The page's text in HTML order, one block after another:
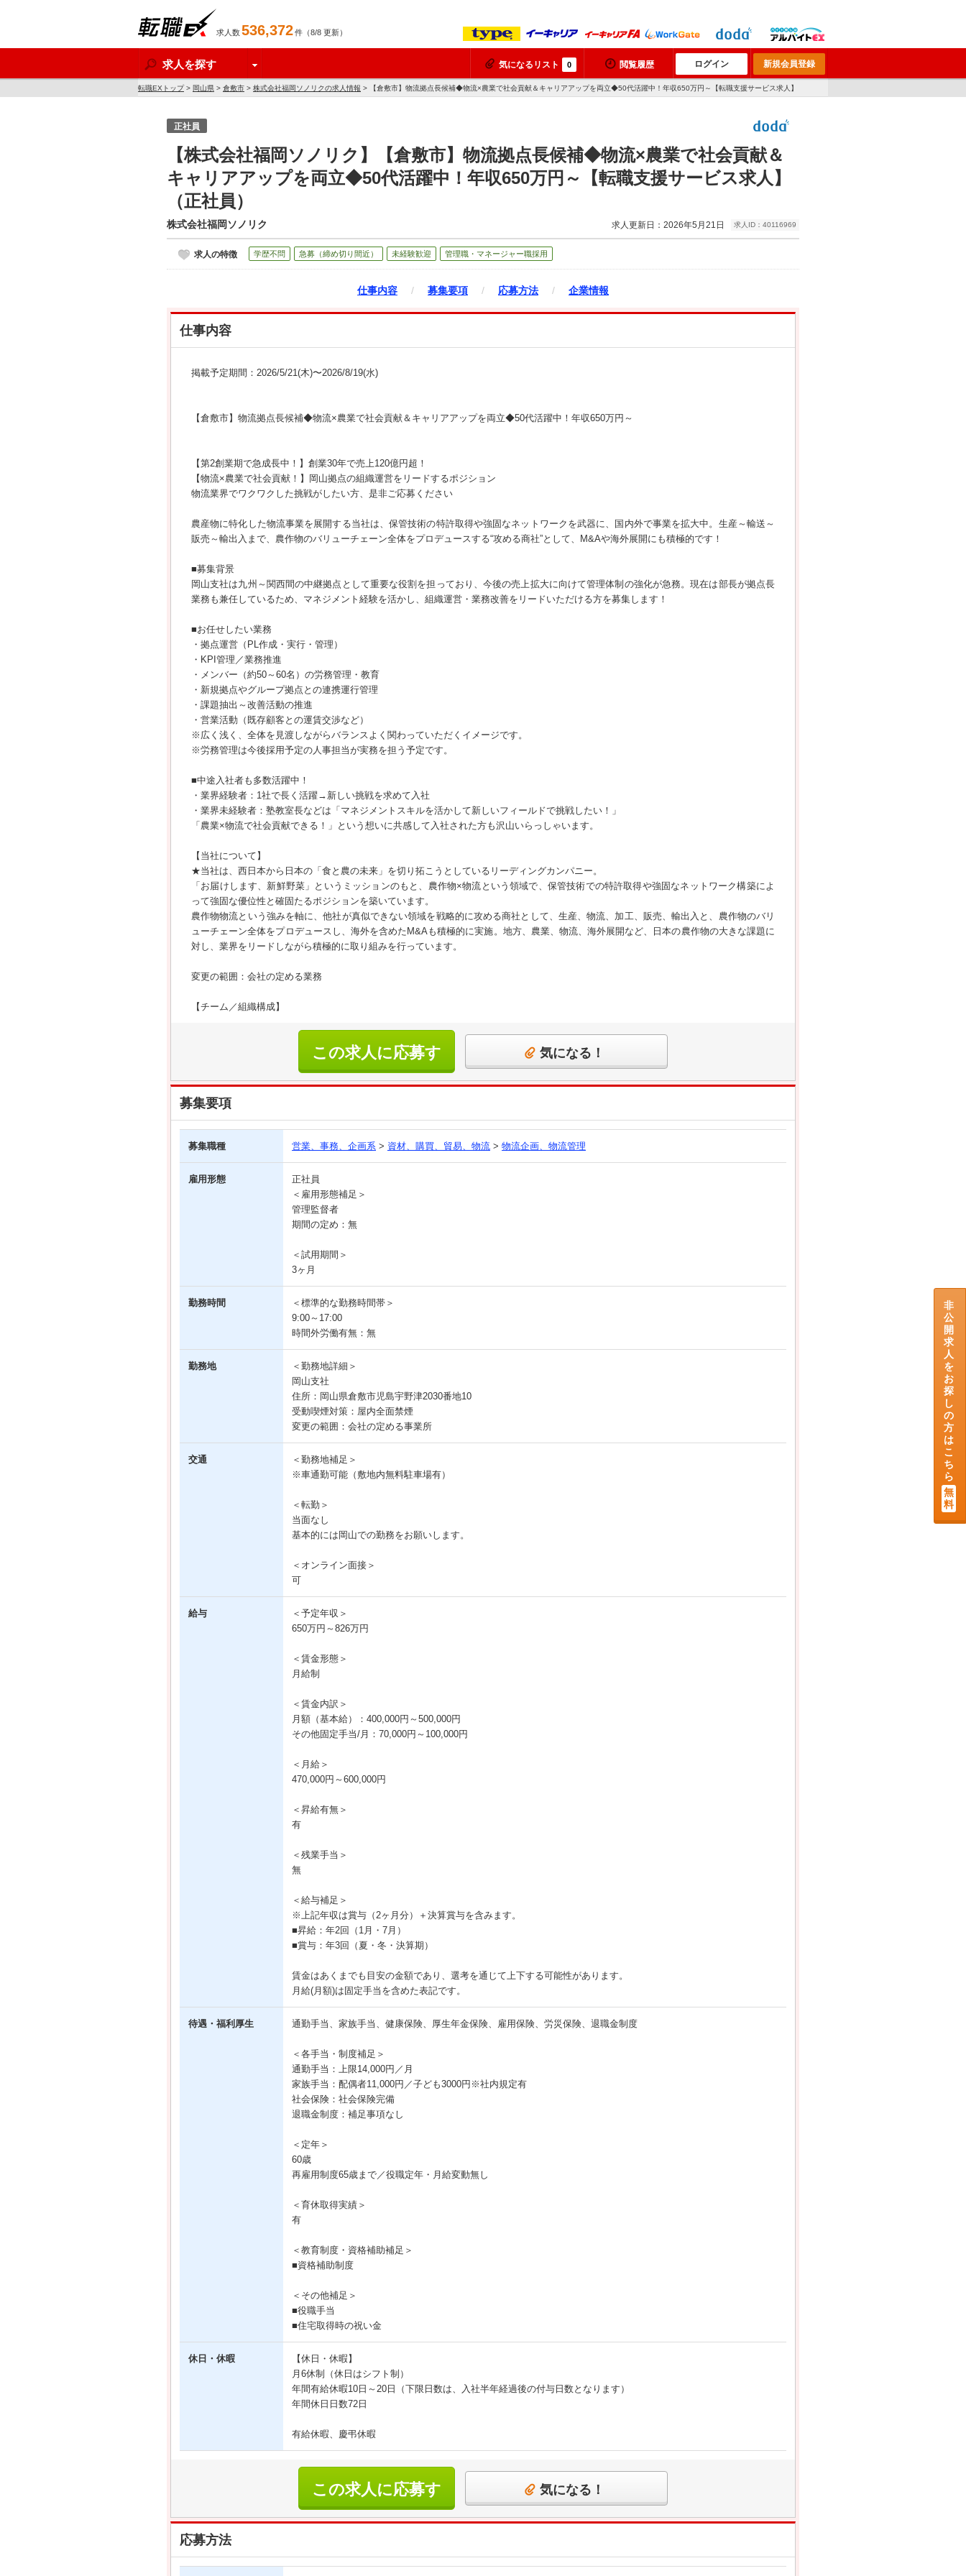
求人数536,372件（8/8 更新）
求人を探す 気になるリスト 0 閲覧履歴 ログイン 新規会員登録
転職EXトップ> 岡山県 > 倉敷市 > 株式会社福岡ソノリクの求人情報 > 【倉敷市】物流拠点長候補◆物流×農業で社会貢献＆キャリアアップを両立◆50代活躍中！年収650万円～【転職支援サービス求人】
正社員
【株式会社福岡ソノリク】【倉敷市】物流拠点長候補◆物流×農業で社会貢献＆
キャリアアップを両立◆50代活躍中！年収650万円～【転職支援サービス求人】
（正社員）
株式会社福岡ソノリク 求人更新日：2026年5月21日 求人ID：40116969
求人の特徴 学歴不問 急募（締め切り間近） 未経験歓迎 管理職・マネージャー職採用
仕事内容 / 募集要項 / 応募方法 / 企業情報
仕事内容
掲載予定期間：2026/5/21(木)〜2026/8/19(水)
【倉敷市】物流拠点長候補◆物流×農業で社会貢献＆キャリアアップを両立◆50代活躍中！年収650万円～
【第2創業期で急成長中！】創業30年で売上120億円超！
【物流×農業で社会貢献！】岡山拠点の組織運営をリードするポジション
物流業界でワクワクした挑戦がしたい方、是非ご応募ください
農産物に特化した物流事業を展開する当社は、保管技術の特許取得や強固なネットワークを武器に、国内外で事業を拡大中。生産～輸送～
販売～輸出入まで、農作物のバリューチェーン全体をプロデュースする“攻める商社”として、M&Aや海外展開にも積極的です！
■募集背景
岡山支社は九州～関西間の中継拠点として重要な役割を担っており、今後の売上拡大に向けて管理体制の強化が急務。現在は部長が拠点長
業務も兼任しているため、マネジメント経験を活かし、組織運営・業務改善をリードいただける方を募集します！
■お任せしたい業務
・拠点運営（PL作成・実行・管理）
・KPI管理／業務推進
・メンバー（約50～60名）の労務管理・教育
・新規拠点やグループ拠点との連携運行管理
・課題抽出～改善活動の推進
・営業活動（既存顧客との運賃交渉など）
※広く浅く、全体を見渡しながらバランスよく関わっていただくイメージです。
※労務管理は今後採用予定の人事担当が実務を担う予定です。
■中途入社者も多数活躍中！
・業界経験者：1社で長く活躍→新しい挑戦を求めて入社
・業界未経験者：塾教室長などは「マネジメントスキルを活かして新しいフィールドで挑戦したい！」
「農業×物流で社会貢献できる！」という想いに共感して入社された方も沢山いらっしゃいます。
【当社について】
★当社は、西日本から日本の「食と農の未来」を切り拓こうとしているリーディングカンパニー。
「お届けします、新鮮野菜」というミッションのもと、農作物×物流という領域で、保管技術での特許取得や強固なネットワーク構築によ
って強固な優位性と確固たるポジションを築いています。
農作物物流という強みを軸に、他社が真似できない領域を戦略的に攻める商社として、生産、物流、加工、販売、輸出入と、農作物のバリ
ューチェーン全体をプロデュースし、海外を含めたM&Aも積極的に実施。地方、農業、物流、海外展開など、日本の農作物の大きな課題に
対し、業界をリードしながら積極的に取り組みを行っています。
変更の範囲：会社の定める業務
【チーム／組織構成】
この求人に応募す
る
気になる！
募集要項
募集職種 営業、事務、企画系 > 資材、購買、貿易、物流 > 物流企画、物流管理
雇用形態
正社員
＜雇用形態補足＞
管理監督者
期間の定め：無
＜試用期間＞
3ヶ月
勤務時間
＜標準的な勤務時間帯＞
9:00～17:00
時間外労働有無：無
勤務地
＜勤務地詳細＞
岡山支社
住所：岡山県倉敷市児島宇野津2030番地10
受動喫煙対策：屋内全面禁煙
変更の範囲：会社の定める事業所
交通
＜勤務地補足＞
※車通勤可能（敷地内無料駐車場有）
＜転勤＞
当面なし
基本的には岡山での勤務をお願いします。
＜オンライン面接＞
可
給与
＜予定年収＞
650万円～826万円
＜賃金形態＞
月給制
＜賃金内訳＞
月額（基本給）：400,000円～500,000円
その他固定手当/月：70,000円～100,000円
＜月給＞
470,000円～600,000円
＜昇給有無＞
有
＜残業手当＞
無
＜給与補足＞
※上記年収は賞与（2ヶ月分）＋決算賞与を含みます。
■昇給：年2回（1月・7月）
■賞与：年3回（夏・冬・決算期）
賃金はあくまでも目安の金額であり、選考を通じて上下する可能性があります。
月給(月額)は固定手当を含めた表記です。
待遇・福利厚生 通勤手当、家族手当、健康保険、厚生年金保険、雇用保険、労災保険、退職金制度
＜各手当・制度補足＞
通勤手当：上限14,000円／月
家族手当：配偶者11,000円／子ども3000円※社内規定有
社会保険：社会保険完備
退職金制度：補足事項なし
＜定年＞
60歳
再雇用制度65歳まで／役職定年・月給変動無し
＜育休取得実績＞
有
＜教育制度・資格補助補足＞
■資格補助制度
＜その他補足＞
■役職手当
■住宅取得時の祝い金
休日・休暇
【休日・休暇】
月6休制（休日はシフト制）
年間有給休暇10日～20日（下限日数は、入社半年経過後の付与日数となります）
年間休日日数72日
有給休暇、慶弔休暇
この求人に応募す
る
気になる！
応募方法
非
公
開
求
人
を
お
探
し
の
方
は
こ
ち
ら
無
料